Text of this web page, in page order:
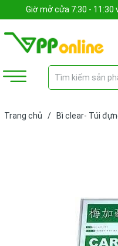
Giờ mở cửa 7:30 - 11:30
Trang chủ / Bì clear- Túi